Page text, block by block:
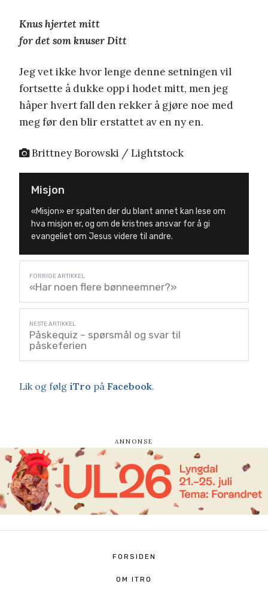
Knus hjertet mitt
for det som knuser Ditt
Jeg vet ikke hvor lenge denne setningen vil
fortsette å dukke opp i hodet mitt, men jeg
håper hvert fall den rekker å gjøre noe med
meg før den blir erstattet av en ny en.
Brittney Borowski / Lightstock
Misjon
«Misjon» er spalten der du blant annet kan lese om
hva misjon er, og om de kristnes ansvar for å gi
evangeliet om Jesus videre til andre.
«Har noen flere bønneemner?»
Påskequiz – spørsmål og svar til
påskeferien
Lik og følg iTro på Facebook.
FORSIDEN
OM ITRO